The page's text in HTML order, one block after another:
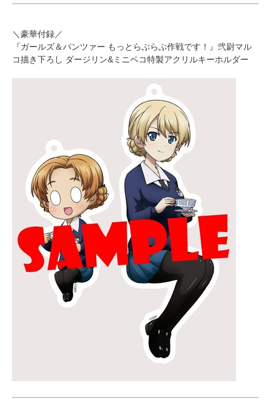
＼豪華付録／
『ガールズ＆パンツァー もっとらぶらぶ作戦です！』弐尉マル
コ描き下ろし ダージリン&ミニペコ特製アクリルキーホルダー